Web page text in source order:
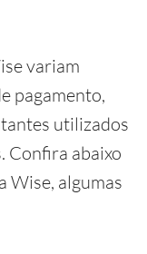
variam
pagamento,
utilizados
Confira abaixo
Wise, algumas